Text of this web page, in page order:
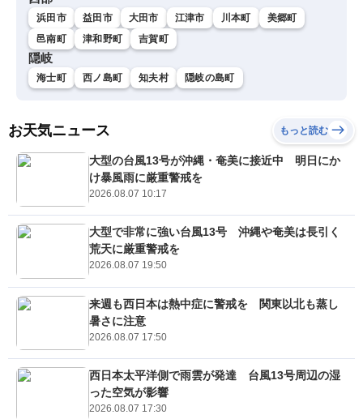
浜田市 益田市 大田市 江津市 川本町
美郷町
邑南町
津和野町 吉賀町
隠岐
海士町 西ノ島町 知夫村 隠岐の島町
お天気ニュース もっと読む
大型の台風13号が沖縄・奄美に接近中 明日にか
け暴風雨に厳重警戒を
2026.08.07 10:17
大型で非常に強い台風13号 沖縄や奄美は長引く
荒天に厳重警戒を
2026.08.07 19:50
来週も西日本は熱中症に警戒を 関東以北も蒸し
暑さに注意
2026.08.07 17:50
西日本太平洋側で雨雲が発達 台風13号周辺の湿
った空気が影響
2026.08.07 17:30